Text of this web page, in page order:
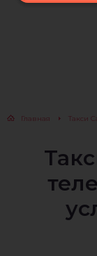
Главная Такси